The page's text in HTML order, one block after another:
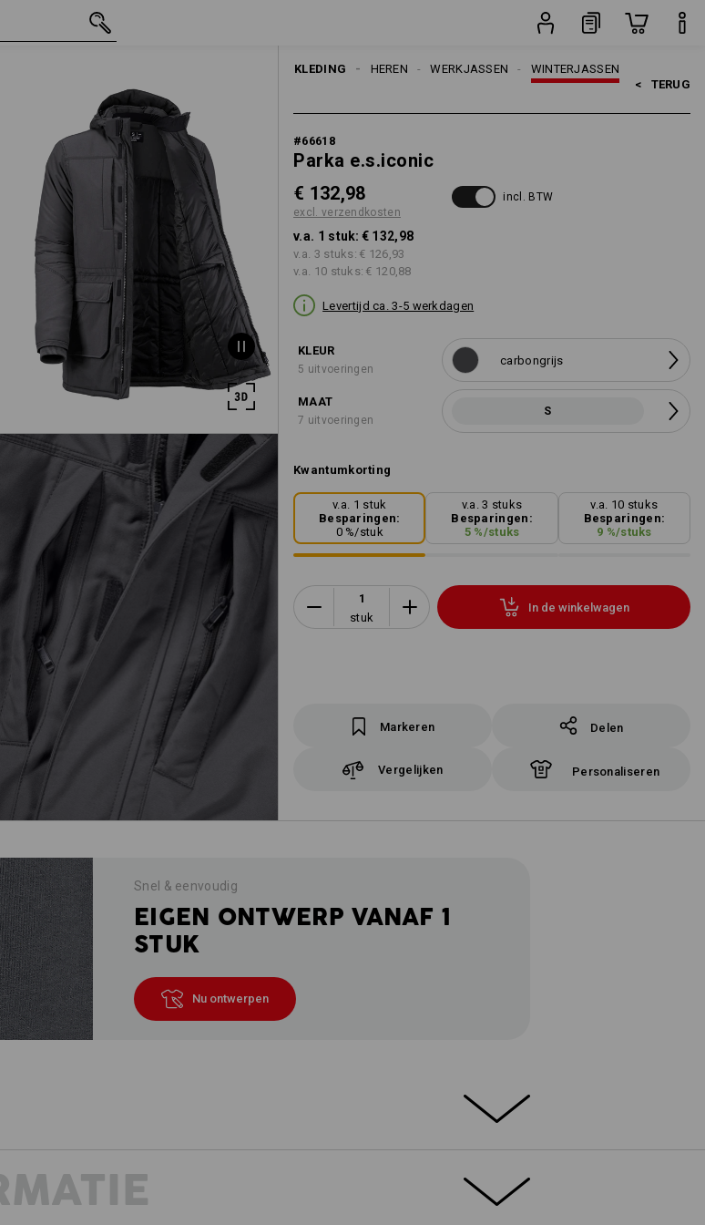
KLEDING WINTERJASSEN
WERKJASSEN
HEREN
< TERUG
#66618
Parka e.s.iconic
€ 132,98
excl. verzendkosten
incl. BTW
v.a. 1 stuk: € 132,98
v.a. 3 stuks: € 126,93
v.a. 10 stuks: € 120,88
Levertijd ca. 3-5 werkdagen
KLEUR
5 uitvoeringen
carbongrijs
MAAT
7 uitvoeringen
S
Kwantumkorting
v.a. 1 stuk
Besparingen:
0%/stuk
v.a. 3 stuks
Besparingen:
5 %/stuks
v.a. 10 stuks
Besparingen:
9 %/stuks
stuk
In de winkelwagen
Markeren Delen
Vergelijken Personaliseren
€ 132,98
Snel & eenvoudig
EIGEN ONTWERP VANAF 1
STUK
Nu ontwerpen
REKENT AF MET DE KOU
Wintericoon treft iconische worker-look